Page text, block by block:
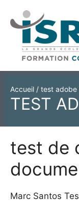
contenu
Accueil / test adobe
TEST
test de
Marc Santos